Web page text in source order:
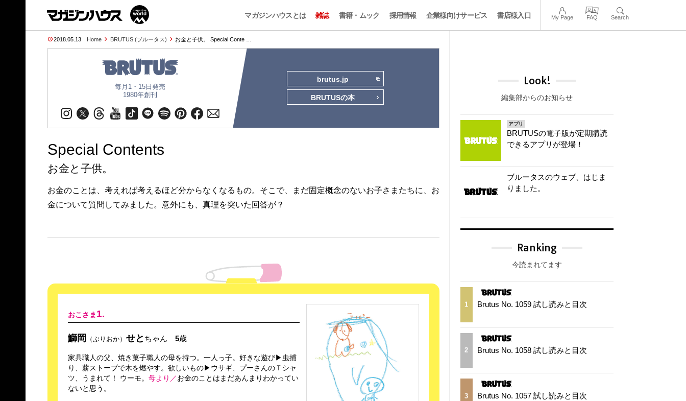
マガジンハウスとは 雑誌 書籍・ムック 採用情報 企業様向けサービス 書店様入口 My Page FAQ Search
2018.05.13 Home BRUTUS (ブルータス) お金と子供。 Special Conte …
毎月1・15日発売
1980年創刊
brutus.jp
BRUTUSの本
Special Contents
お金と子供。
お金のことは、考えれば考えるほど分からなくなるもの。そこで、まだ固定概念のないお子さまたちに、お
金について質問してみました。意外にも、真理を突いた回答が？
おこさま1.
鰤岡 （ぶりおか） せと ちゃん 5歳
家具職人の父、焼き菓子職人の母を持つ。一人っ子。好きな遊び▶虫捕
り、薪ストーブで木を燃やす。欲しいもの▶ウサギ、プーさんのＴシャ
ツ、うまれて！ ウーモ。 母より／ お金のことはまだあんまりわかってい
ないと思う。
Look!
編集部からのお知らせ
アプリ
BRUTUSの電子版が定期購読
できるアプリが登場！
ブルータスのウェブ、はじま
りました。
Ranking
今読まれてます
1 Brutus No. 1059 試し読みと目次
2 Brutus No. 1058 試し読みと目次
3 Brutus No. 1057 試し読みと目次